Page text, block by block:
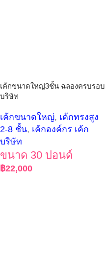
เค้กขนาดใหญ่3ชั้น ฉลองครบรอบ
บริษัท
เค้กขนาดใหญ่, เค้กทรงสูง
2-8 ชั้น, เค้กองค์กร เค้ก
บริษัท
ขนาด 30 ปอนด์
฿22,000